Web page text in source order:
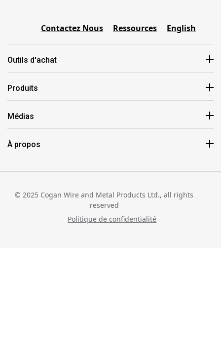
Contactez Nous Ressources English
Outils d'achat
Produits
Médias
À propos
© 2025 Cogan Wire and Metal Products Ltd., all rights
reserved
Politique de confidentialité